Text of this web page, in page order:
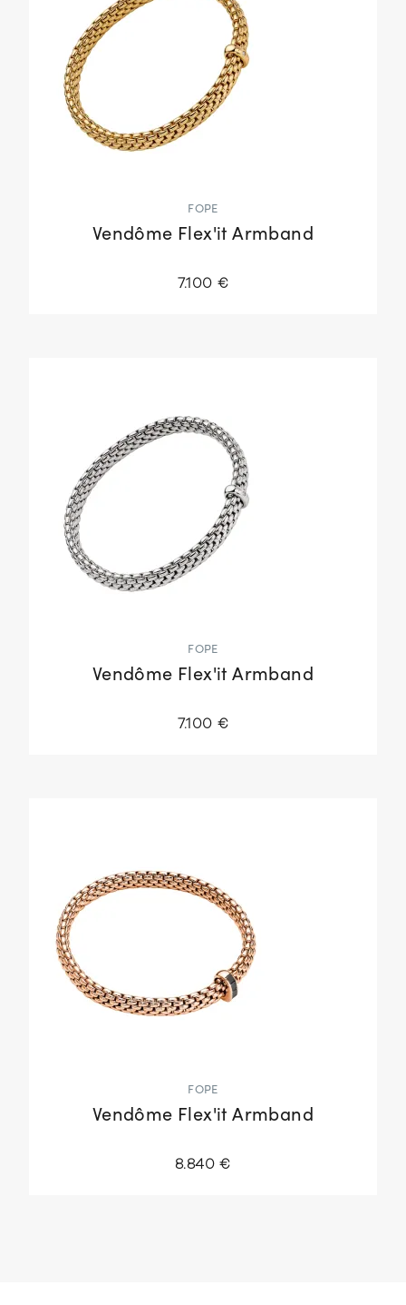
FOPE
Vendôme Flex'it Armband
7.100 €
FOPE
Vendôme Flex'it Armband
7.100 €
FOPE
Vendôme Flex'it Armband
8.840 €